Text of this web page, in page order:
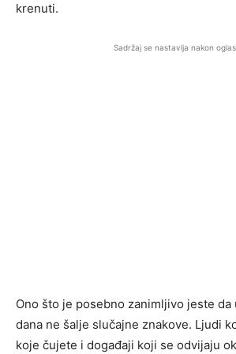
krenuti.
Sadržaj se nastavlja nakon
Ono što je posebno zanimljivo jeste
dana ne šalje slučajne znakove. Ljudi
koje čujete i događaji koji se odvijaju